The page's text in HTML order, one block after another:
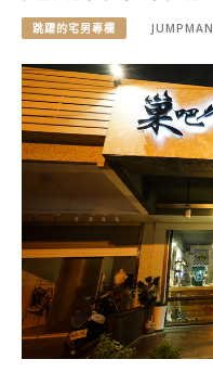
跳躍的宅男專欄 JUMPMAN